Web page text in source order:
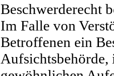
Beschwerderecht
Im Falle von
Betroffenen ein
Aufsichtsbehörde,